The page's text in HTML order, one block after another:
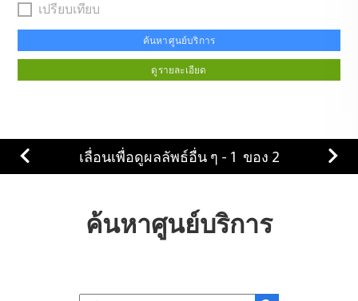
เปรียบเทียบ
ค้นหาศูนย์บริการ
ดูรายละเอียด
เลื่อนเพื่อดูผลลัพธ์อื่น ๆ - 1 ของ 2
ค้นหาศูนย์บริการ